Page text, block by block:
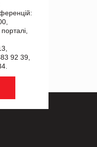
92 39,